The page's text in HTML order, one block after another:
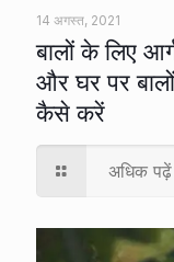
14 अगस्त, 2021
बालों के लिए
और घर पर
कैसे करें
अधिक पढ़ें